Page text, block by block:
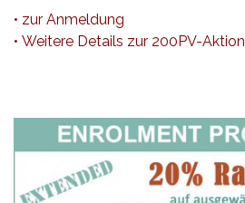
• zur Anmeldung
• Weitere Details zur 200PV-Aktion